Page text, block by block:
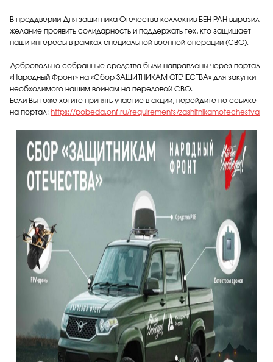
В преддверии Дня защитника Отечества коллектив БЕН РАН выразил
желание проявить солидарность и поддержать тех, кто защищает
наши интересы в рамках специальной военной операции (СВО).
Добровольно собранные средства были направлены через портал
«Народный Фронт» на «Сбор ЗАЩИТНИКАМ ОТЕЧЕСТВА» для закупки
необходимого нашим воинам на передовой СВО.
Если Вы тоже хотите принять участие в акции, перейдите по ссылке
на портал: https://pobeda.onf.ru/requirements/zashitnikamotechestva